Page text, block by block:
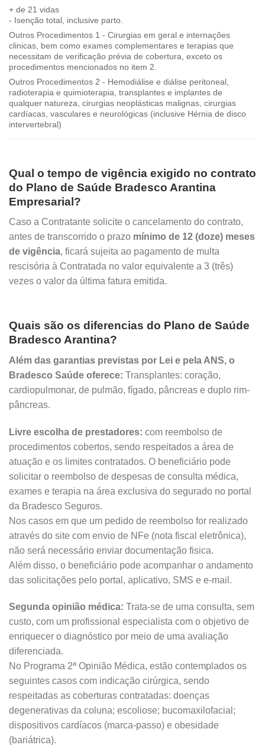
+ de 21 vidas
- Isenção total, inclusive parto.
Outros Procedimentos 1 - Cirurgias em geral e internações
clinicas, bem como exames complementares e terapias que
necessitam de verificação prévia de cobertura, exceto os
procedimentos mencionados no item 2.
Outros Procedimentos 2 - Hemodiálise e diálise peritoneal,
radioterapia e quimioterapia, transplantes e implantes de
qualquer natureza, cirurgias neoplásticas malignas, cirurgias
cardíacas, vasculares e neurológicas (inclusive Hérnia de disco
intervertebral)
Qual o tempo de vigência exigido no contrato
do Plano de Saúde Bradesco Arantina
Empresarial?
Caso a Contratante solicite o cancelamento do contrato,
antes de transcorrido o prazo mínimo de 12 (doze) meses
de vigência, ficará sujeita ao pagamento de multa
rescisória à Contratada no valor equivalente a 3 (três)
vezes o valor da última fatura emitida.
Quais são os diferencias do Plano de Saúde
Bradesco Arantina?
Além das garantias previstas por Lei e pela ANS, o
Bradesco Saúde oferece: Transplantes: coração,
cardiopulmonar, de pulmão, fígado, pâncreas e duplo rim-
pâncreas.
Livre escolha de prestadores: com reembolso de
procedimentos cobertos, sendo respeitados a área de
atuação e os limites contratados. O beneficiário pode
solicitar o reembolso de despesas de consulta médica,
exames e terapia na área exclusiva do segurado no portal
da Bradesco Seguros.
Nos casos em que um pedido de reembolso for realizado
através do site com envio de NFe (nota fiscal eletrônica),
não será necessário enviar documentação fisica.
Além disso, o beneficiário pode acompanhar o andamento
das solicitações pelo portal, aplicativo, SMS e e-mail.
Segunda opinião médica: Trata-se de uma consulta, sem
custo, com um profissional especialista com o objetivo de
enriquecer o diagnóstico por meio de uma avaliação
diferenciada.
No Programa 2ª Opinião Médica, estão contemplados os
seguintes casos com indicação cirúrgica, sendo
respeitadas as coberturas contratadas: doenças
degenerativas da coluna; escoliose; bucomaxilofacial;
dispositivos cardíacos (marca-passo) e obesidade
(bariátrica).